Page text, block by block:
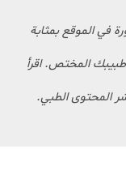
في الموقع بمثابة
طبيبك المختص. اقرأ
المحتوى الطبي.